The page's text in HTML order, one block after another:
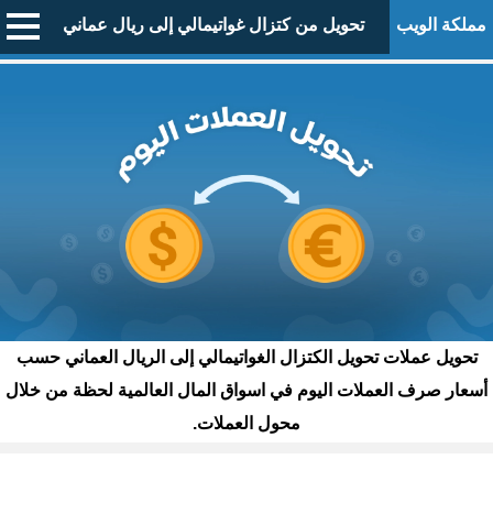
مملكة الويب تحويل من كتزال غواتيمالي إلى ريال عماني
تحويل عملات تحويل الكتزال الغواتيمالي إلى الريال العماني حسب
أسعار صرف العملات اليوم في اسواق المال العالمية لحظة من خلال
محول العملات.